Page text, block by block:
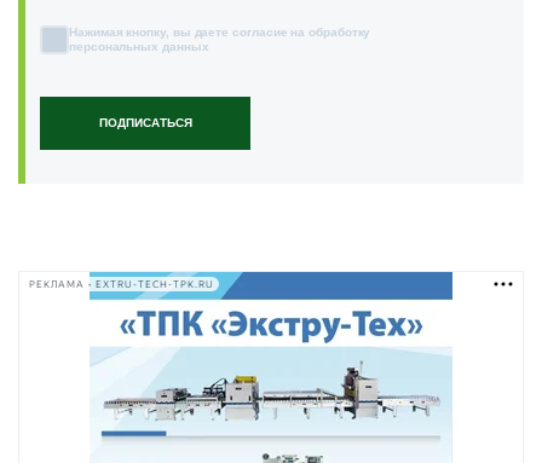
ПОДПИСАТЬСЯ
Нажимая кнопку, вы даете согласие на обработку
персональных данных
РЕКЛАМА • EXTRU-TECH-TPK.RU